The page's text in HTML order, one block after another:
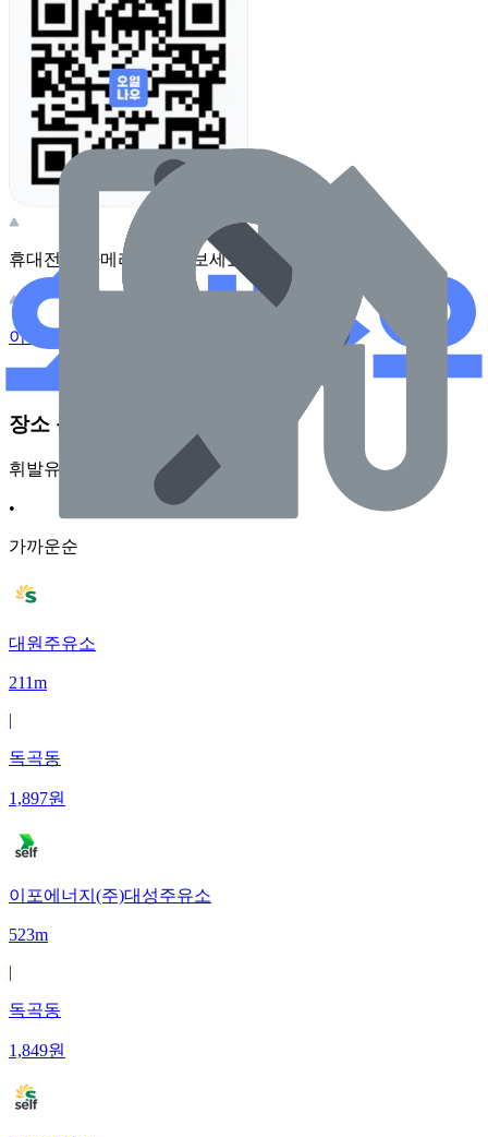
휴대전화 카메라로 찍어보세요
이 주유소의 사장님이신가요?
장소 근처 주유소
휘발유
•
가까운순
대원주유소
211m
|
독곡동
1,897원
이포에너지(주)대성주유소
523m
|
독곡동
1,849원